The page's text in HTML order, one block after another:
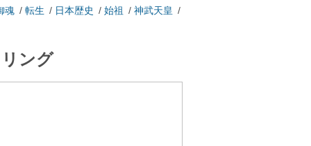
魂/ 転生 / 日本歴史 / 始祖 / 神武天皇 /
ング